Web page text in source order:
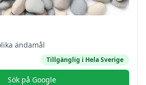
ändamål
Tillgänglig i Hela Sverige
Sök på Google